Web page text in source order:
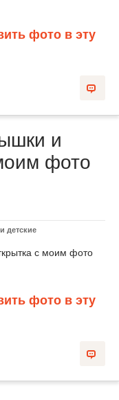
фото в эту
и
фото
детские
с моим фото
фото в эту